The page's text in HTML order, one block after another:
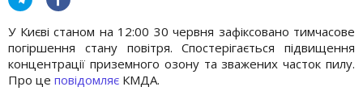
У Києві станом на 12:00 30 червня зафіксовано тимчасове
погіршення стану повітря. Спостерігається підвищення
концентрації приземного озону та зважених часток пилу.
Про це повідомляє КМДА.